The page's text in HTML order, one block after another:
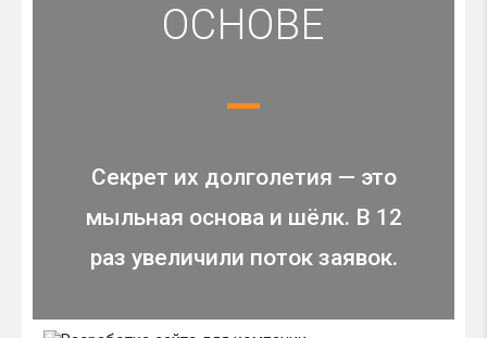
ОСНОВЕ
Секрет их долголетия — это
мыльная основа и шёлк. В 12
раз увеличили поток заявок.